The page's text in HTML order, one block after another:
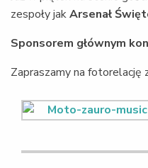
zespoły jakArsenał
Sponsorem głównym
Zapraszamy na